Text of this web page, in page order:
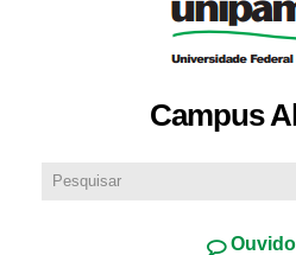
Campus